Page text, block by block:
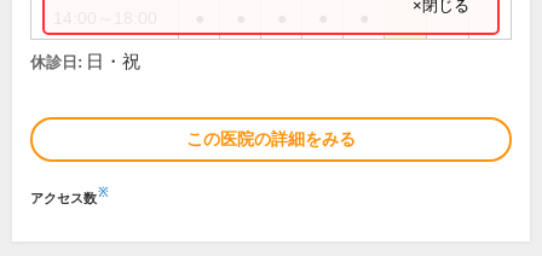
×閉じる
休診日: 日・祝
この医院の詳細をみる
アクセス数※